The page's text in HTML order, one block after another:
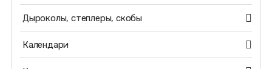
Дыроколы, степлеры, скобы
Календари